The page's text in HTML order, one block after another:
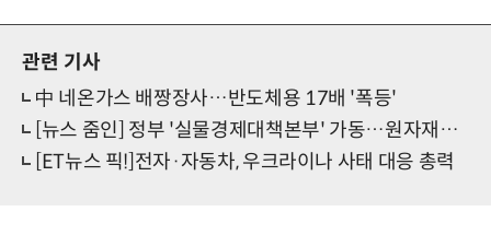
관련 기사
中 네온가스 배짱장사…반도체용 17배 '폭등'
[뉴스 줌인] 정부 '실물경제대책본부' 가동…원자재값 매일 점검
[ET뉴스 픽!]전자·자동차, 우크라이나 사태 대응 총력